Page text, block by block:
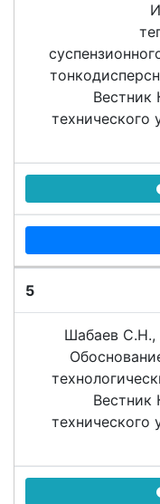
Вестник
технического
5
Шабаев С.Н.,
Вестник
технического